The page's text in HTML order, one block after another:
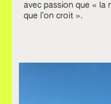
avec passion que « la
que l’on croit ».